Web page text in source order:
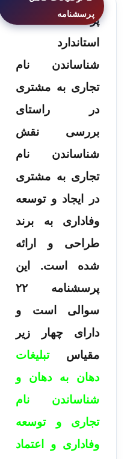
پرسشنامه
استاندارد
شناساندن نام
تجاری به مشتری
در راستای
بررسی نقش
شناساندن نام
تجاری به مشتری
در ایجاد و توسعه
وفاداری به برند
طراحی و ارائه
شده است. این
پرسشنامه ۲۲
سوالی است و
دارای چهار زیر
مقیاستبلیغات
دهان به دهان و
شناساندن نام
تجاری و توسعه
وفاداری و اعتماد